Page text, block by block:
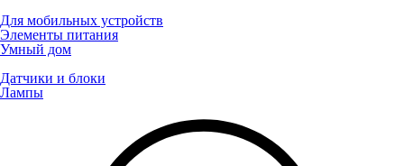
Для мобильных устройств
Элементы питания
Умный дом
Датчики и блоки
Лампы